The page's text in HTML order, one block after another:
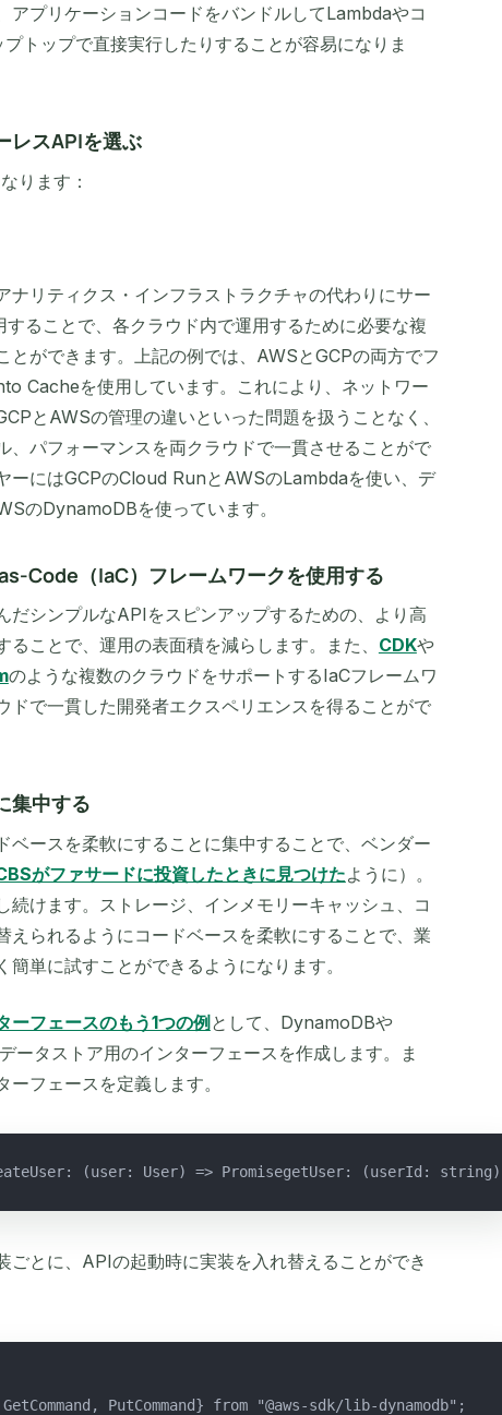
アプリケーションコードをバンドルしてLambdaやコ
トップで直接実行したりすることが容易になりま
レスAPIを選ぶ
ります：
ナリティクス・インフラストラクチャの代わりにサー
ることで、各クラウド内で運用するために必要な複
とができます。上記の例では、AWSとGCPの両方でフ
Cacheを使用しています。これにより、ネットワー
とAWSの管理の違いといった問題を扱うことなく、
、パフォーマンスを両クラウドで一貫させることがで
ーにはGCPのCloud RunとAWSのLambdaを使い、デ
のDynamoDBを使っています。
Code（IaC）フレームワークを使用する
だシンプルなAPIをスピンアップするための、より高
ことで、運用の表面積を減らします。また、 CDKや
のような複数のクラウドをサポートするIaCフレームワ
ドで一貫した開発者エクスペリエンスを得ることがで
集中する
ベースを柔軟にすることに集中することで、ベンダー
がファサードに投資したときに見つけたように）。
続けます。ストレージ、インメモリーキャッシュ、コ
えられるようにコードベースを柔軟にすることで、業
単に試すことができるようになります。
ーフェースのもう1つの例として、DynamoDBや
ータストア用のインターフェースを作成します。ま
フェースを定義します。
(user: User) => PromisegetUser: (userId: string)
ごとに、APIの起動時に実装を入れ替えることができ
PutCommand} from "@aws-sdk/lib-dynamodb";